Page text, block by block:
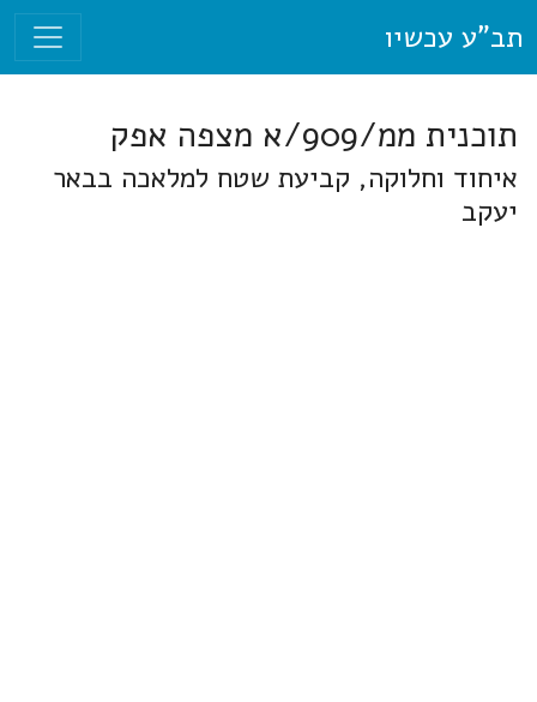
תב"ע עכשיו
תוכנית ממ/909/א מצפה אפק
איחוד וחלוקה, קביעת שטח למלאכה בבאר
יעקב